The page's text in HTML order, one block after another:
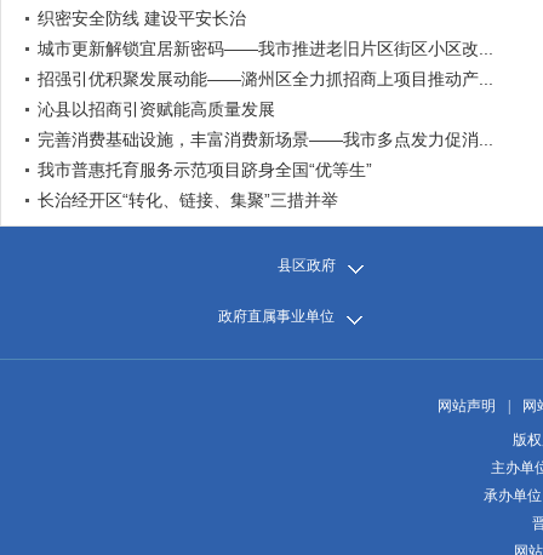
织密安全防线 建设平安长治
城市更新解锁宜居新密码——我市推进老旧片区街区小区改...
招强引优积聚发展动能——潞州区全力抓招商上项目推动产...
沁县以招商引资赋能高质量发展
完善消费基础设施，丰富消费新场景——我市多点发力促消...
我市普惠托育服务示范项目跻身全国“优等生”
长治经开区“转化、链接、集聚”三措并举
县区政府
政府直属事业单位
网站声明 |
网
版
主办单
承办单
网